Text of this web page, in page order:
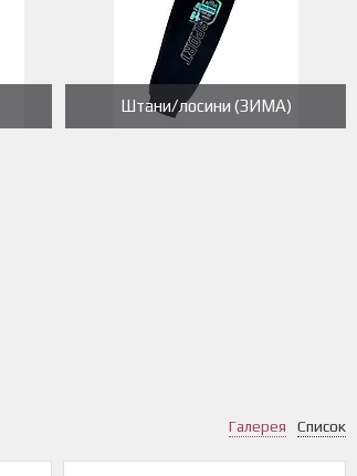
Штани/лосини (ЗИМА)
Галерея Список